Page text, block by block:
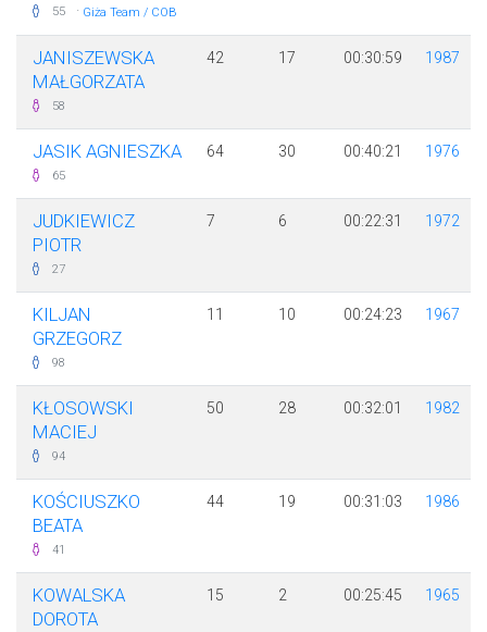
55 · Giża Team / COB
JANISZEWSKA
MAŁGORZATA
58
42 17 00:30:59 1987
JASIK AGNIESZKA
65
64 30 00:40:21 1976
JUDKIEWICZ
PIOTR
27
7 6 00:22:31 1972
KILJAN
GRZEGORZ
98
11 10 00:24:23 1967
KŁOSOWSKI
MACIEJ
94
50 28 00:32:01 1982
KOŚCIUSZKO
BEATA
41
44 19 00:31:03 1986
KOWALSKA
DOROTA
15 2 00:25:45 1965